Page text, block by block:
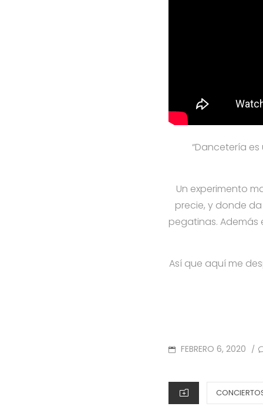
“Dancetería
Un experimento
precie, y donde
pegatinas.
Así que aquí me
POSTED
FEBRERO 6, 2020 /
CATEGORIES